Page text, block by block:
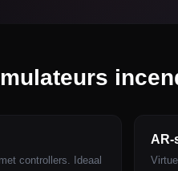
controllers. Ideaal
AR-